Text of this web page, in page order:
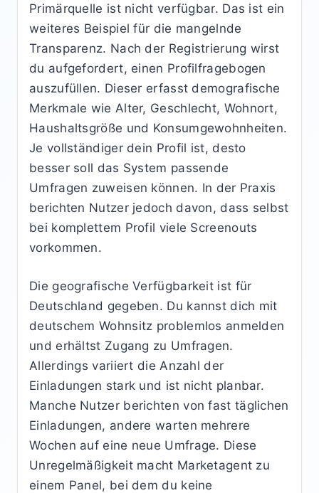
Primärquelle ist nicht verfügbar. Das ist ein
weiteres Beispiel für die mangelnde
Transparenz. Nach der Registrierung wirst
du aufgefordert, einen Profilfragebogen
auszufüllen. Dieser erfasst demografische
Merkmale wie Alter, Geschlecht, Wohnort,
Haushaltsgröße und Konsumgewohnheiten.
Je vollständiger dein Profil ist, desto
besser soll das System passende
Umfragen zuweisen können. In der Praxis
berichten Nutzer jedoch davon, dass selbst
bei komplettem Profil viele Screenouts
vorkommen.
Die geografische Verfügbarkeit ist für
Deutschland gegeben. Du kannst dich mit
deutschem Wohnsitz problemlos anmelden
und erhältst Zugang zu Umfragen.
Allerdings variiert die Anzahl der
Einladungen stark und ist nicht planbar.
Manche Nutzer berichten von fast täglichen
Einladungen, andere warten mehrere
Wochen auf eine neue Umfrage. Diese
Unregelmäßigkeit macht Marketagent zu
einem Panel, bei dem du keine